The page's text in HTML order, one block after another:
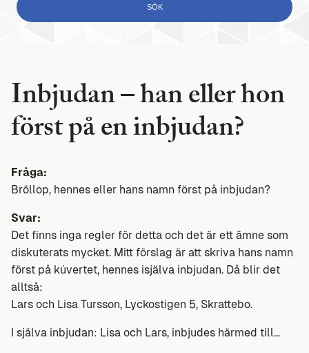
Inbjudan – han eller hon
först på en inbjudan?
Fråga:
Bröllop, hennes eller hans namn först på inbjudan?
Svar:
Det finns inga regler för detta och det är ett ämne som
diskuterats mycket. Mitt förslag är att skriva hans namn
först på kúvertet, hennes isjälva inbjudan. Då blir det
alltså:
Lars och Lisa Tursson, Lyckostigen 5, Skrattebo.
I själva inbjudan: Lisa och Lars, inbjudes härmed till…